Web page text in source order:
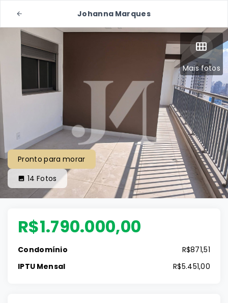
Johanna Marques
Mais fotos
Pronto para morar
14 Fotos
R$1.790.000,00
Condomínio
R$871,51
IPTU Mensal
R$5.451,00